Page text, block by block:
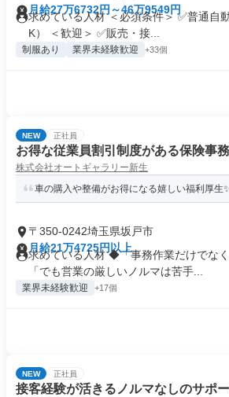
月給27万6732円～46万9549円
求めている人材 ＜必須条件＞ ✅普通自
K） ＜歓迎＞ ✅販売・接...
制服あり 業界未経験歓迎 +33個
NEW 正社員
お得な従業員割引制度がある保険事
株式会社オートギャラリー新生
車の購入や整備がお得になる嬉しい福利厚生
〒350-0242埼玉県坂戸市
月給21万4725円以上
求めている人材 ◆「事務作業だけでな
「でも営業の厳しいノルマは苦手...
業界未経験歓迎 +17個
NEW 正社員
接客経験が活きるノルマなしのサポ